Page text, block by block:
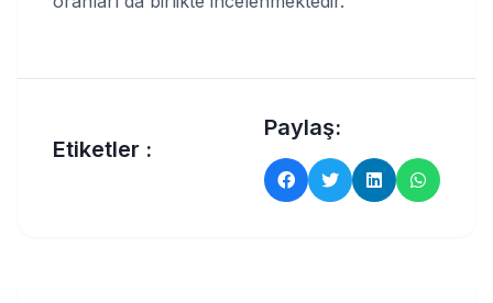
Etiketler :
Paylaş: